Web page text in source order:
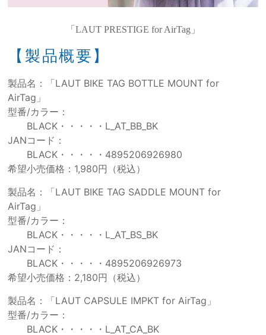
「LAUT PRESTIGE for AirTag」
【製品概要】
製品名：「LAUT BIKE TAG BOTTLE MOUNT for
AirTag」
型番/カラー：
BLACK・・・・・L_AT_BB_BK
JANコード：
BLACK・・・・・4895206926980
希望小売価格：1,980円（税込）
製品名：「LAUT BIKE TAG SADDLE MOUNT for
AirTag」
型番/カラー：
BLACK・・・・・L_AT_BS_BK
JANコード：
BLACK・・・・・4895206926973
希望小売価格：2,180円（税込）
製品名：「LAUT CAPSULE IMPKT for AirTag」
型番/カラー：
BLACK・・・・・L_AT_CA_BK